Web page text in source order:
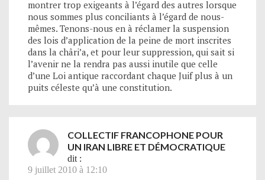
montrer trop exigeants à l’égard des autres lorsque
nous sommes plus conciliants à l’égard de nous-
mêmes. Tenons-nous en à réclamer la suspension
des lois d’application de la peine de mort inscrites
dans la châri’a, et pour leur suppression, qui sait si
l’avenir ne la rendra pas aussi inutile que celle
d’une Loi antique raccordant chaque Juif plus à un
puits céleste qu’à une constitution.
COLLECTIF FRANCOPHONE POUR
UN IRAN LIBRE ET DÉMOCRATIQUE
dit :
9 juillet 2010 à 12:10